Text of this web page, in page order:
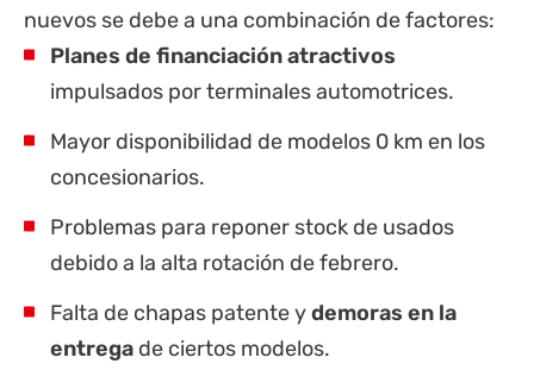
nuevos se debe a una combinación de factores:
Planes de financiación atractivos
impulsados por terminales automotrices.
Mayor disponibilidad de modelos 0 km en los
concesionarios.
Problemas para reponer stock de usados
debido a la alta rotación de febrero.
Falta de chapas patente ydemoras en la
entrega de ciertos modelos.